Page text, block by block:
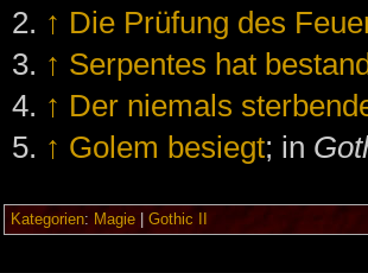
↑ Die Prüfung des
↑ Serpentes hat
↑ Der niemals
↑ Golem besiegt; in
Kategorien: Magie| Gothic II